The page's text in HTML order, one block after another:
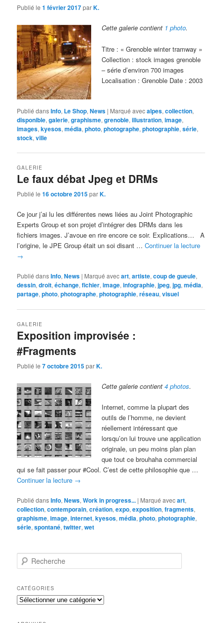
Publié le1 février 2017parK.
Cette galerie contient 1 photo.
Titre : « Grenoble winter tramway »
Collection : stock images grenoble
– série d’environ 700 images
Localisation : Grenoble Date : 2003
Publié dansInfo, Le Shop,News | Marqué avecalpes,collection,
disponible,galerie,graphisme,grenoble,illustration,image,
images,kyesos,média,photo,photographe,photographie,série,
stock,ville
Le faux débat Jpeg et DRMs
GALERIE
Publié le16 octobre 2015parK.
Ce jour j’ai lu les différentes news liées au Joint Photographic
Experts Group et son projet d’intégrer des DRMs dans les
fichiers images. J’avoue en rire encore ce soir. Explications… A
l’origine, le JPE Group était un soi disant …Continuer la lecture
→
Publié dansInfo,News | Marqué avecart,artiste,coup de gueule,
dessin,droit,échange,fichier,image,infographie,jpeg,jpg,média,
partage,photo,photographe,photographie,réseau,visuel
Exposition improvisée :
#Fragments
GALERIE
Publié le7 octobre 2015parK.
Cette galerie contient4 photos.
Internet, comme la plupart des
outils de l’homme, ne devient
réellement intéressant que
lorsqu’on lui trouve une application
originale, un peu moins plan plan
que tout ce brouhaha commercial
qui se fait passer pour #Cool. C’est de cette philosophie que …
Continuer la lecture →
Publié dansInfo,News,Work in progress... | Marqué avecart,
collection,contemporain,création,expo,exposition,fragments,
graphisme,image,internet,kyesos,média,photo,photographie,
série,spontané,twitter,wet
e
h
e
r
CATÉGORIES
Catégories